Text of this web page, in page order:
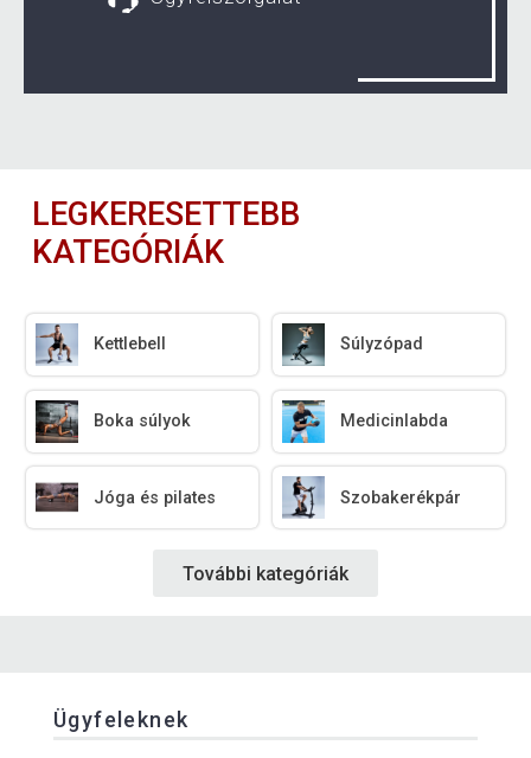
LEGKERESETTEBB
KATEGÓRIÁK
Kettlebell Súlyzópad
Boka súlyok Medicinlabda
Jóga és pilates Szobakerékpár
További kategóriák
Ügyfeleknek